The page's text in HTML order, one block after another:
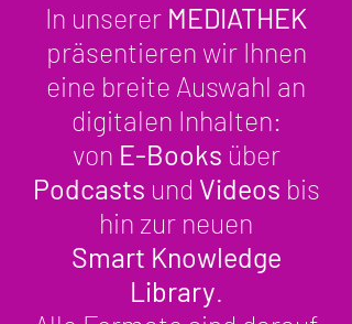
In unserer MEDIATHEK
präsentieren wir Ihnen
eine breite Auswahl an
digitalen Inhalten:
von E-Books über
Podcasts und Videos bis
hin zur neuen
Smart Knowledge
Library.